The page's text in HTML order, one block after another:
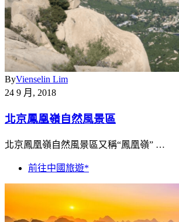
ByVienselin Lim
24 9 月, 2018
北京鳳凰嶺自然風景區
北京鳳凰嶺自然風景區又稱“鳳凰嶺” …
前往中國旅遊*